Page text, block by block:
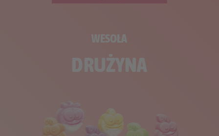
WESOŁA
DRUŻYNA